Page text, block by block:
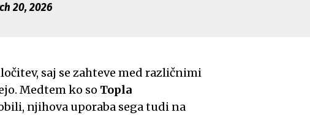
20, 2026
saj se zahteve med različnimi
Medtem ko so Topla
njihova uporaba sega tudi na